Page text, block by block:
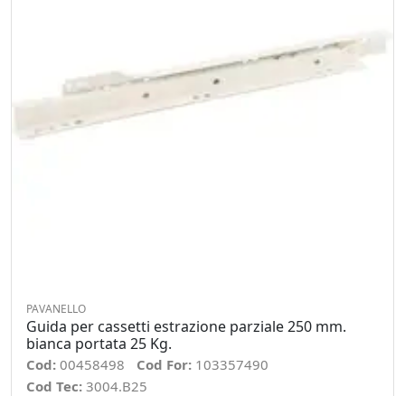
PAVANELLO
Guida per cassetti estrazione parziale 250 mm.
bianca portata 25 Kg.
Cod: 00458498 Cod For: 103357490
Cod Tec: 3004.B25